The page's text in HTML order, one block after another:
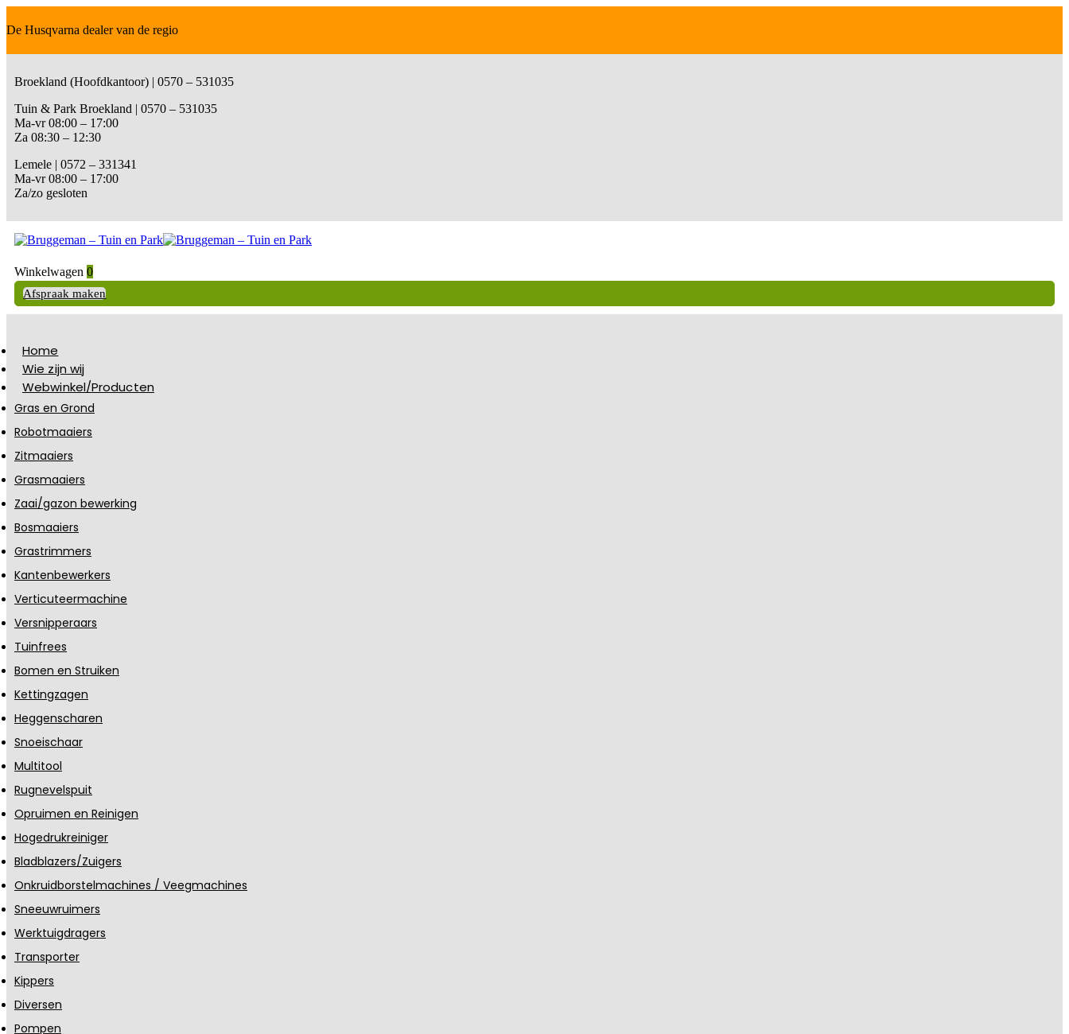
De Husqvarna dealer van de regio
Broekland (Hoofdkantoor) | 0570 – 531035
Tuin & Park Broekland | 0570 – 531035
Ma-vr 08:00 – 17:00
Za 08:30 – 12:30
Lemele | 0572 – 331341
Ma-vr 08:00 – 17:00
Za/zo gesloten
Winkelwagen 0
Afspraak maken
Home
Wie zijn wij
Webwinkel/Producten
Gras en Grond
Robotmaaiers
Zitmaaiers
Grasmaaiers
Zaai/gazon bewerking
Bosmaaiers
Grastrimmers
Kantenbewerkers
Verticuteermachine
Versnipperaars
Tuinfrees
Bomen en Struiken
Kettingzagen
Heggenscharen
Snoeischaar
Multitool
Rugnevelspuit
Opruimen en Reinigen
Hogedrukreiniger
Bladblazers/Zuigers
Onkruidborstelmachines / Veegmachines
Sneeuwruimers
Werktuigdragers
Transporter
Kippers
Diversen
Pompen